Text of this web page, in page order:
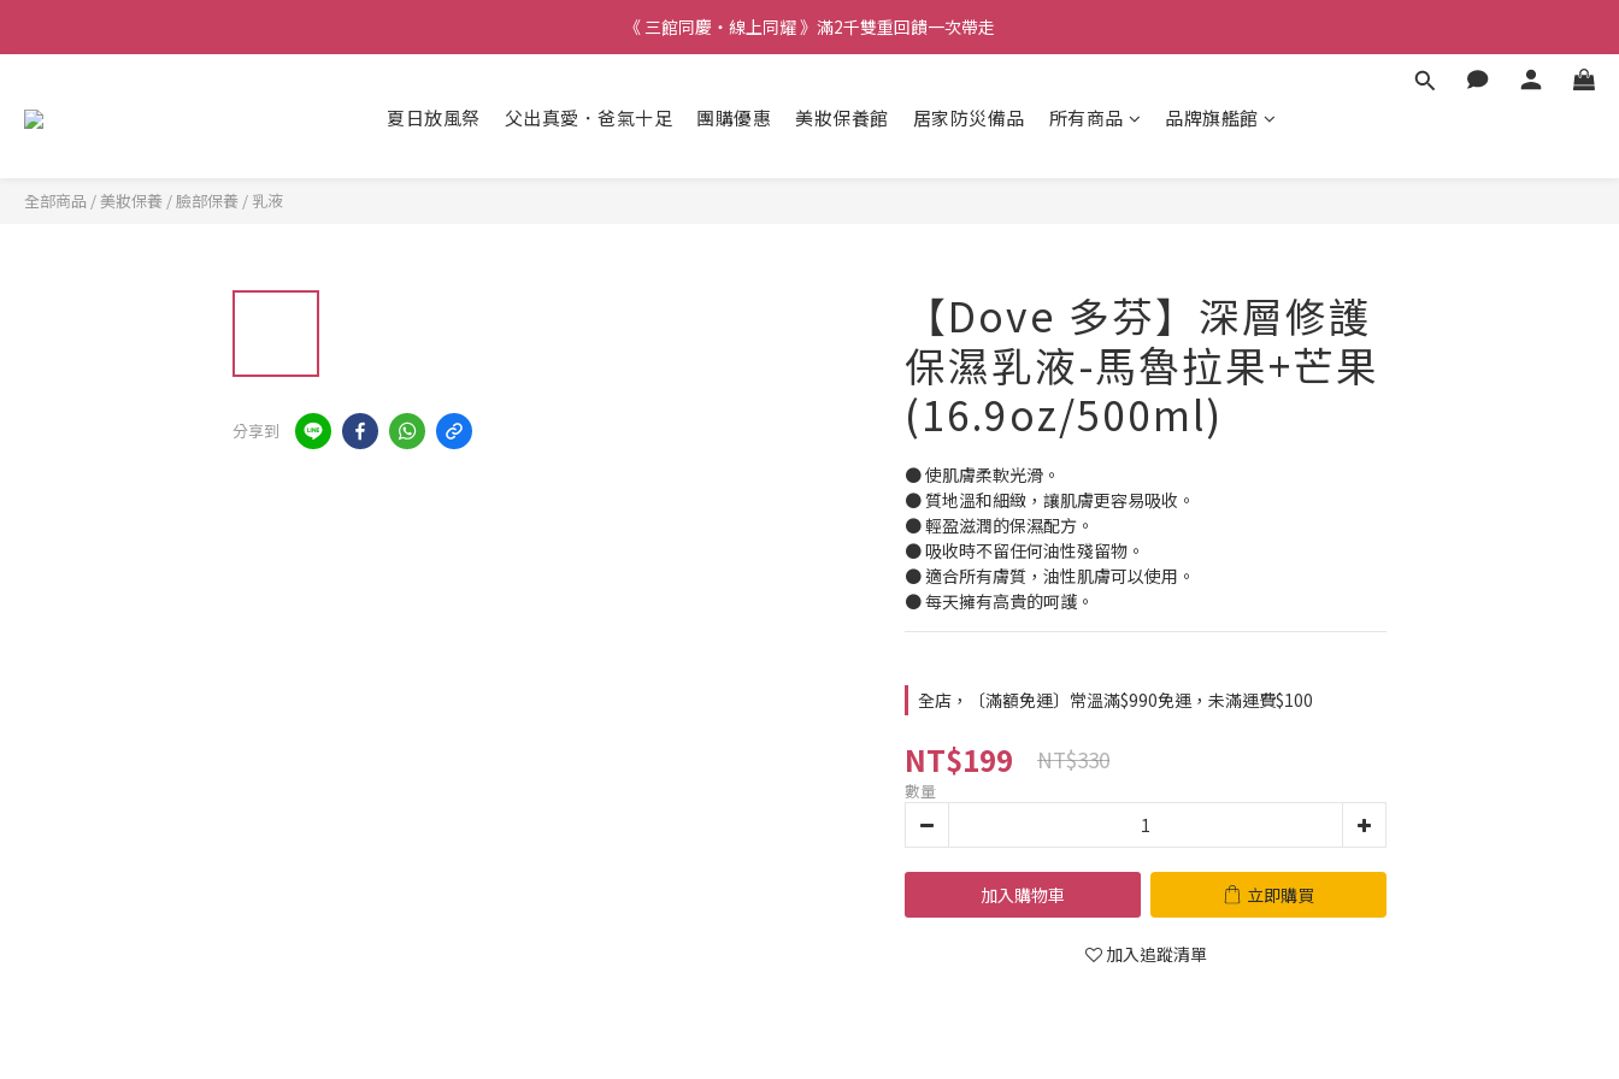
《 三館同慶・線上同耀 》滿2千雙重回饋一次帶走
夏日放風祭 父出真愛．爸氣十足 團購優惠 美妝保養館 居家防災備品 所有商品 品牌旗艦館
全部商品 / 美妝保養 /臉部保養 / 乳液
分享到
【Dove 多芬】深層修護
保濕乳液-馬魯拉果+芒果
(16.9oz/500ml)
● 使肌膚柔軟光滑。
● 質地溫和細緻，讓肌膚更容易吸收。
● 輕盈滋潤的保濕配方。
● 吸收時不留任何油性殘留物。
● 適合所有膚質，油性肌膚可以使用。
● 每天擁有高貴的呵護。
全店，〔滿額免運〕常溫滿$990免運，未滿運費$100
NT$199 NT$330
數量
加入購物車 立即購買
加入追蹤清單